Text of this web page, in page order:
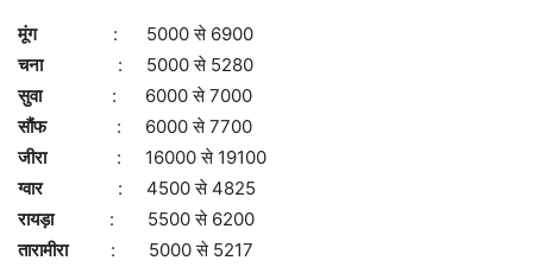
मूंग: 5000 से 6900
चना : 5000 से 5280
सुवा : 6000 से 7000
सौंफ
: 6000 से 7700
जीरा : 16000 से 19100
ग्वार
: 4500 से 4825
रायड़ा : 5500 से 6200
तारामीरा: 5000 से 5217